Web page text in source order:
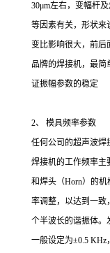
30μm左右，变幅杆
等因素有关，形状来
变比影响很大，前后
品牌的焊接机，最
证振幅参数的稳定
2、 模具频率参数
任何公司的超声波焊
焊接机的工作频率主
和焊头（Horn）的
率调整，以达到一致
个半波长的谐振体。
一般设定为±0.5